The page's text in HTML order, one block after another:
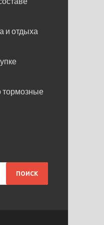
и отдыха
тормозные